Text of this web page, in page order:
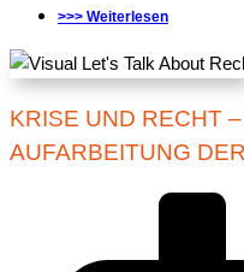
>>> Weiterlesen
KRISE UND RECHT
AUFARBEITUNG